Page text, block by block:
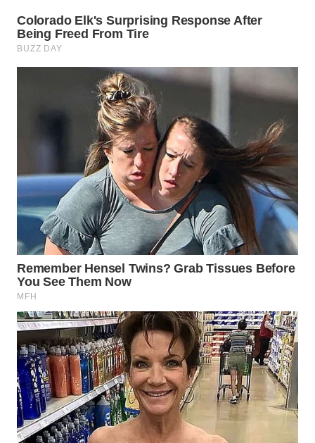
WN
SURABAYA
WN
BINTAN
WN
MANDALIKA
LIKUPANG
WN
LABUANBAJO
WN
BORNEO